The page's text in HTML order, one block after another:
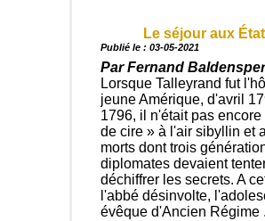
Le séjour aux
Publié le : 03-05-2021
Par Fernand
Lorsque Talleyrand fut
jeune Amérique, d'avril
1796, il n'était pas
de cire » à l'air sibyllin et
morts dont trois
diplomates devaient
déchiffrer les secrets. A
l'abbé désinvolte,
évêque d'Ancien Régime